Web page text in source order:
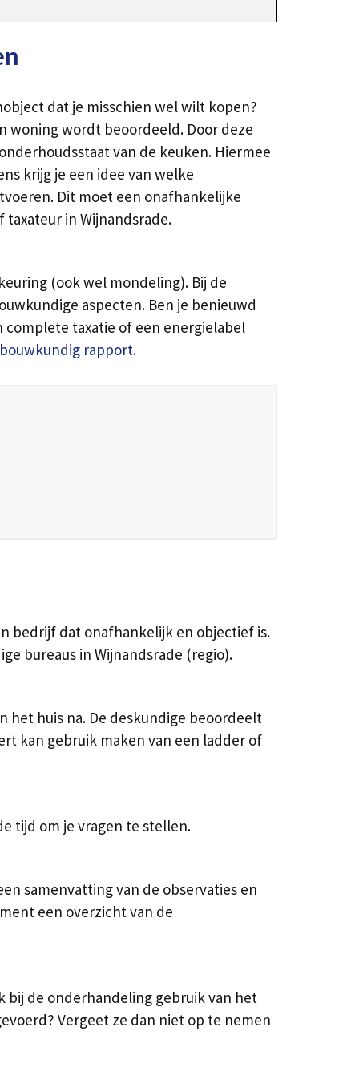
dat je misschien wel wilt kopen?
woning wordt beoordeeld. Door deze
van de keuken. Hiermee
krijg je een idee van welke
Dit moet een onafhankelijke
in Wijnandsrade.
(ook wel mondeling). Bij de
aspecten. Ben je benieuwd
taxatie of een energielabel
rapport.
bedrijf dat onafhankelijk en objectief is.
bureaus in Wijnandsrade (regio).
het huis na. De deskundige beoordeelt
kan gebruik maken van een ladder of
tijd om je vragen te stellen.
samenvatting van de observaties en
een overzicht van de
bij de onderhandeling gebruik van het
Vergeet ze dan niet op te nemen